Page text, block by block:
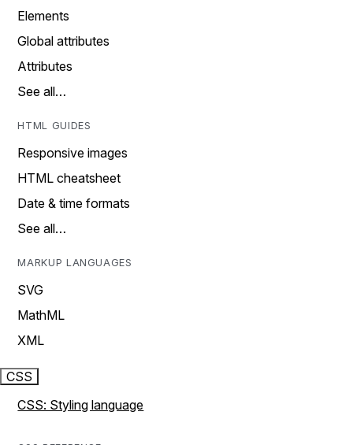
Elements
Global attributes
Attributes
See all…
HTML GUIDES
Responsive images
HTML cheatsheet
Date & time formats
See all…
MARKUP LANGUAGES
SVG
MathML
XML
CSS
CSS: Styling language